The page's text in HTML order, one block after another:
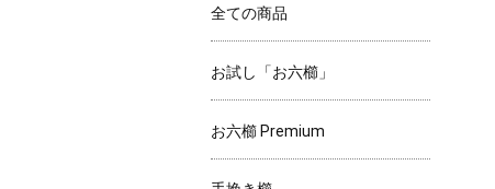
全ての商品
お試し「お六櫛」
お六櫛 Premium